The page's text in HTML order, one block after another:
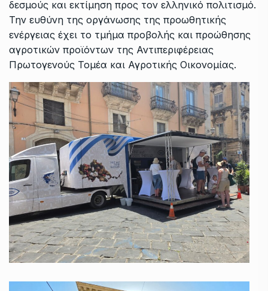
δεσμούς και εκτίμηση προς τον ελληνικό πολιτισμό.
Την ευθύνη της οργάνωσης της προωθητικής
ενέργειας έχει το τμήμα προβολής και προώθησης
αγροτικών προϊόντων της Αντιπεριφέρειας
Πρωτογενούς Τομέα και Αγροτικής Οικονομίας.